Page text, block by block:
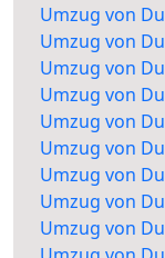
Umzug von
Umzug von
Umzug von
Umzug von
Umzug von
Umzug von
Umzug von
Umzug von
Umzug von